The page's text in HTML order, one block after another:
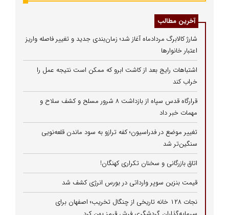
آخرین مطالب
شارژ کالابرگ مردادماه آغاز شد؛ زمان‌بندی جدید و تغییر فاصله واریز
اعتبار خانوارها
اشتباهات رایج بعد از کاشت ابرو که ممکن است نتیجه عمل را
خراب کند
قرارگاه قدس سپاه از بازداشت ۸ شرور مسلح و کشف سلاح و
مهمات خبر داد
تغییر موضع در فدراسیون؛ کفه ترازو به سود ماندن قلعه‌نویی
سنگین‌تر شد
اتاق بازرگانی و سخنان تکراری کهنگان!
قیمت بنزین سوپر وارداتی در بورس انرژی کشف شد
نجات ۱۲۸ خانه تاریخی از چنگال تخریب؛ اصفهان برای